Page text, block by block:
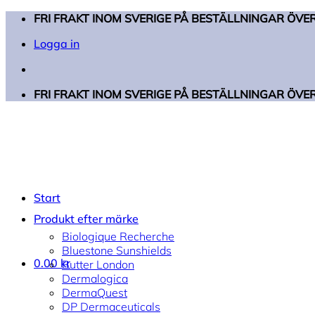
Skip
content
FRI FRAKT INOM SVERIGE PÅ BESTÄLLNINGAR
Logga in
FRI FRAKT INOM SVERIGE PÅ BESTÄLLNINGAR
0.00 kr
Start
Produkt efter märke
Biologique Recherche
Bluestone Sunshields
Butter London
Dermalogica
DermaQuest
DP Dermaceuticals